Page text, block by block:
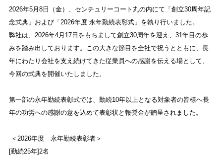
2026年5月8日（金）、センチュリーコート丸の内にて「創立30周年記
念式典」および「2026年度 永年勤続表彰式」を執り行いました。
弊社は、2026年4月17日をもちまして創立30周年を迎え、31年目の歩
みを踏み出しております。この大きな節目を全社で祝うとともに、長
年にわたり会社を支え続けてきた従業員への感謝を伝える場として、
今回の式典を開催いたしました。
第一部の永年勤続表彰式では、勤続10年以上となる対象者の皆様へ長
年の功労への感謝の意を込めて表彰状と報奨金が贈呈されました。
＜2026年度 永年勤続表彰者＞
[勤続25年]2名